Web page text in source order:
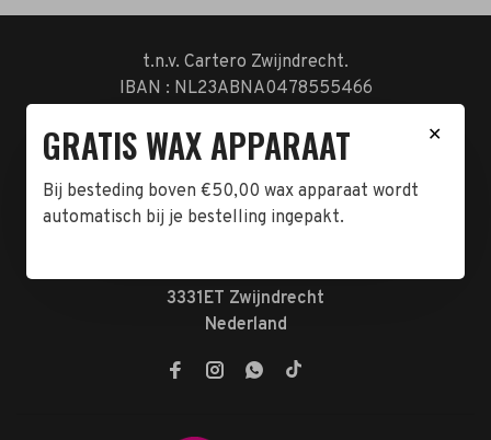
t.n.v. Cartero Zwijndrecht.
IBAN : NL23ABNA0478555466
KVK-72047070
Telefoon:078-7370074
E-mail:verkoop@megabeautyshop.nl
3331ET Zwijndrecht
Nederland
✕
GRATIS WAX APPARAAT
Bij besteding boven €50,00 wax apparaat wordt
automatisch bij je bestelling ingepakt.